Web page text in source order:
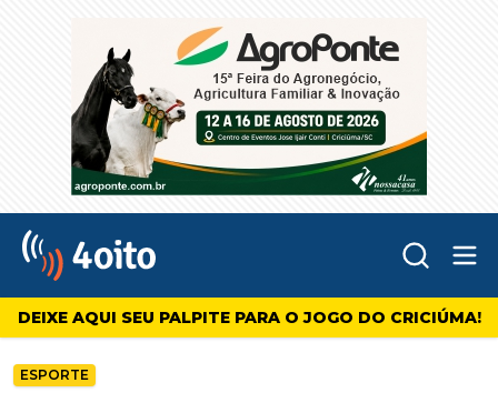
4oito
DEIXE AQUI SEU PALPITE PARA O JOGO DO CRICIÚMA!
ESPORTE